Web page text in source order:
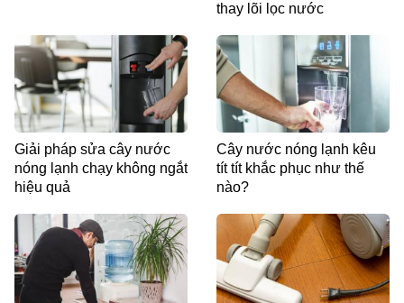
thay lõi lọc nước
Giải pháp sửa cây nước
nóng lạnh chạy không ngắt
hiệu quả
Cây nước nóng lạnh kêu
tít tít khắc phục như thế
nào?